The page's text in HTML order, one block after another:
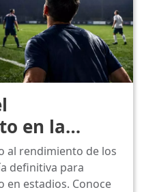
en la
estadios
al rendimiento de los
definitiva para
estadios. Conoce